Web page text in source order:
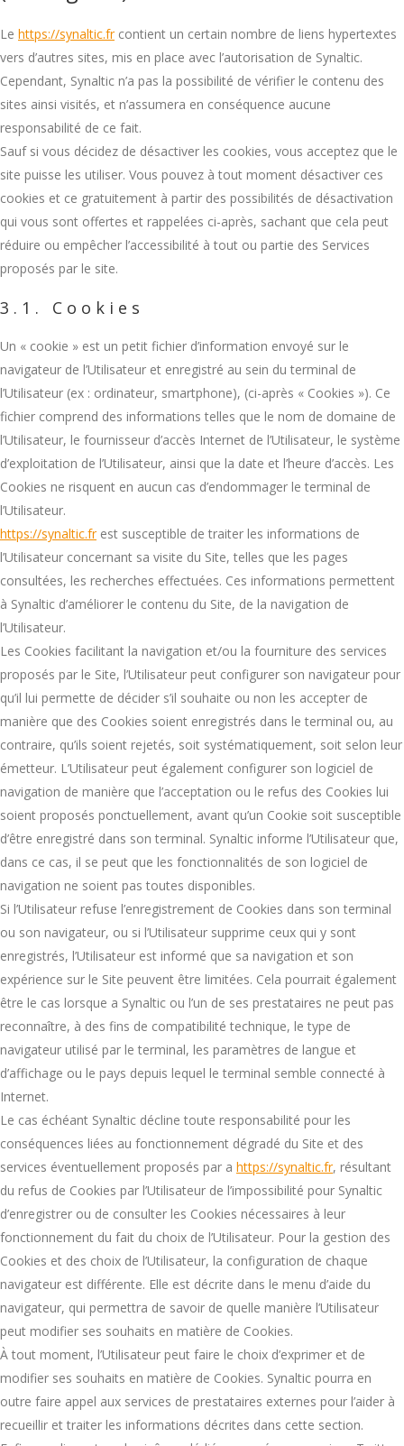
Le https://synaltic.frcontient un certain nombre de liens hypertextes
vers d’autres sites, mis en place avec l’autorisation de Synaltic.
Cependant, Synaltic n’a pas la possibilité de vérifier le contenu des
sites ainsi visités, et n’assumera en conséquence aucune
responsabilité de ce fait.
Sauf si vous décidez de désactiver les cookies, vous acceptez que le
site puisse les utiliser. Vous pouvez à tout moment désactiver ces
cookies et ce gratuitement à partir des possibilités de désactivation
qui vous sont offertes et rappelées ci-après, sachant que cela peut
réduire ou empêcher l’accessibilité à tout ou partie des Services
proposés par le site.
3.1. Cookies
Un « cookie » est un petit fichier d’information envoyé sur le
navigateur de l’Utilisateur et enregistré au sein du terminal de
l’Utilisateur (ex : ordinateur, smartphone), (ci-après « Cookies »). Ce
fichier comprend des informations telles que le nom de domaine de
l’Utilisateur, le fournisseur d’accès Internet de l’Utilisateur, le système
d’exploitation de l’Utilisateur, ainsi que la date et l’heure d’accès. Les
Cookies ne risquent en aucun cas d’endommager le terminal de
l’Utilisateur.
https://synaltic.frest susceptible de traiter les informations de
l’Utilisateur concernant sa visite du Site, telles que les pages
consultées, les recherches effectuées. Ces informations permettent
à Synaltic d’améliorer le contenu du Site, de la navigation de
l’Utilisateur.
Les Cookies facilitant la navigation et/ou la fourniture des services
proposés par le Site, l’Utilisateur peut configurer son navigateur pour
qu’il lui permette de décider s’il souhaite ou non les accepter de
manière que des Cookies soient enregistrés dans le terminal ou, au
contraire, qu’ils soient rejetés, soit systématiquement, soit selon leur
émetteur. L’Utilisateur peut également configurer son logiciel de
navigation de manière que l’acceptation ou le refus des Cookies lui
soient proposés ponctuellement, avant qu’un Cookie soit susceptible
d’être enregistré dans son terminal. Synaltic informe l’Utilisateur que,
dans ce cas, il se peut que les fonctionnalités de son logiciel de
navigation ne soient pas toutes disponibles.
Si l’Utilisateur refuse l’enregistrement de Cookies dans son terminal
ou son navigateur, ou si l’Utilisateur supprime ceux qui y sont
enregistrés, l’Utilisateur est informé que sa navigation et son
expérience sur le Site peuvent être limitées. Cela pourrait également
être le cas lorsque a Synaltic ou l’un de ses prestataires ne peut pas
reconnaître, à des fins de compatibilité technique, le type de
navigateur utilisé par le terminal, les paramètres de langue et
d’affichage ou le pays depuis lequel le terminal semble connecté à
Internet.
Le cas échéant Synaltic décline toute responsabilité pour les
conséquences liées au fonctionnement dégradé du Site et des
services éventuellement proposés par a https://synaltic.fr, résultant
du refus de Cookies par l’Utilisateur de l’impossibilité pour Synaltic
d’enregistrer ou de consulter les Cookies nécessaires à leur
fonctionnement du fait du choix de l’Utilisateur. Pour la gestion des
Cookies et des choix de l’Utilisateur, la configuration de chaque
navigateur est différente. Elle est décrite dans le menu d’aide du
navigateur, qui permettra de savoir de quelle manière l’Utilisateur
peut modifier ses souhaits en matière de Cookies.
À tout moment, l’Utilisateur peut faire le choix d’exprimer et de
modifier ses souhaits en matière de Cookies. Synaltic pourra en
outre faire appel aux services de prestataires externes pour l’aider à
recueillir et traiter les informations décrites dans cette section.